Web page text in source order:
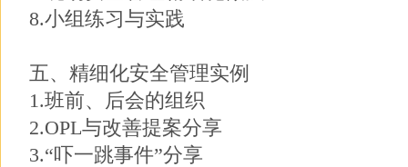
8.小组练习与实践
五、精细化安全管理实例
1.班前、后会的组织
2.OPL与改善提案分享
3.“吓一跳事件”分享